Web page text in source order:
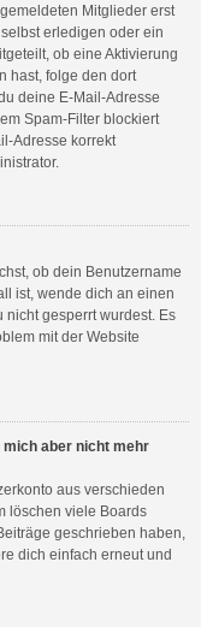
Mitglieder erst
erledigen oder ein
ob eine Aktivierung
hast, folge den dort
deine E-Mail-Adresse
Spam-Filter blockiert
Adresse korrekt
ob dein Benutzername
ist, wende dich an einen
nicht gesperrt wurdest. Es
mit der Website
aber nicht mehr
aus verschieden
löschen viele Boards
geschrieben haben,
dich einfach erneut und